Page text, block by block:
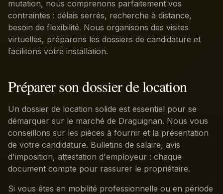
mutation, nous comprenons parfaitement vos
contraintes : délais serrés, recherche à distance,
besoin de flexibilité. Nous organisons des visites
virtuelles, préparons les dossiers de candidature et
facilitons votre installation.
Préparer son dossier de location
Un dossier de location solide est essentiel pour se
démarquer sur le marché de Draguignan. Nous vous
conseillons sur les pièces à fournir et la présentation
de votre candidature. Bulletins de salaire, avis
d'imposition, attestation d'employeur : chaque
document compte pour rassurer le propriétaire.
Si vous êtes en mobilité professionnelle ou en période